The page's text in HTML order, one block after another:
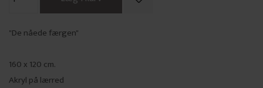
"De nåede færgen"
​160 x 120 cm.
Akryl på lærred